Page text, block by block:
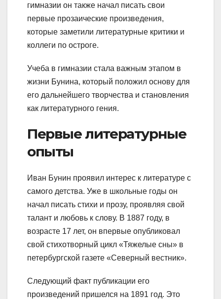
гимназии он также начал писать свои
первые прозаические произведения,
которые заметили литературные критики и
коллеги по остроге.
Учеба в гимназии стала важным этапом в
жизни Бунина, который положил основу для
его дальнейшего творчества и становления
как литературного гения.
Первые литературные
опыты
Иван Бунин проявил интерес к литературе с
самого детства. Уже в школьные годы он
начал писать стихи и прозу, проявляя свой
талант и любовь к слову. В 1887 году, в
возрасте 17 лет, он впервые опубликовал
свой стихотворный цикл «Тяжелые сны» в
петербургской газете «Северный вестник».
Следующий факт публикации его
произведений пришелся на 1891 год. Это